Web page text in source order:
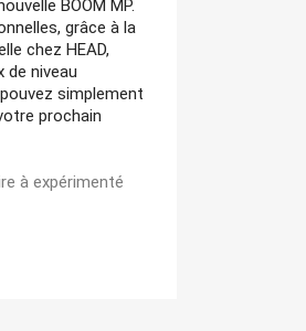
BOOM MP.
grâce à la
chez HEAD,
niveau
simplement
prochain
à expérimenté